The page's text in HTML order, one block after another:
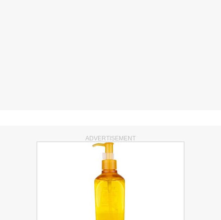
ADVERTISEMENT